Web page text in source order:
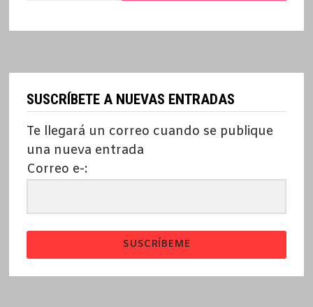
SUSCRÍBETE A NUEVAS ENTRADAS
Te llegará un correo cuando se publique
una nueva entrada
Correo e-:
SUSCRÍBEME